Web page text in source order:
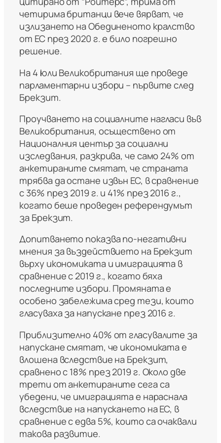
четирима британци вече вярват, че
излизането на Обединеното кралство
от ЕС през 2020 г. е било погрешно
решение.
На 4 юли Великобритания ще проведе
парламентарни избори – първите след
Брекзит.
Проучването на социалните нагласи във
Великобритания, осъществено от
Националния център за социални
изследвания, разкрива, че само 24% от
анкетираните смятат, че страната
трябва да остане извън ЕС, в сравнение
с 36% през 2019 г. и 41% през 2016 г.,
когато беше проведен референдумът
за Брекзит.
Допитването показва по-негативни
мнения за въздействието на Брекзит
върху икономиката и имиграцията в
сравнение с 2019 г., когато бяха
последните избори. Промяната е
особено забележима сред тези, които
гласуваха за напускане през 2016 г.
Приблизително 40% от гласувалите за
напускане смятат, че икономиката е
влошена вследствие на Брекзит,
сравнено с 18% през 2019 г. Около две
трети от анкетираните сега са
убедени, че имиграцията е нараснала
вследствие на напускането на ЕС, в
сравнение с едва 5%, които са очаквали
такова развитие.